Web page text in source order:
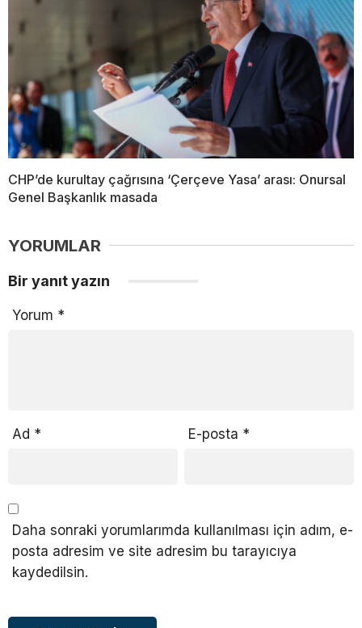
CHP’de kurultay çağrısına ‘Çerçeve Yasa’ arası: Onursal
Genel Başkanlık masada
YORUMLAR
Bir yanıt yazın
Yorum *
Ad * E-posta *
Daha sonraki yorumlarımda kullanılması için adım, e-
posta adresim ve site adresim bu tarayıcıya
kaydedilsin.